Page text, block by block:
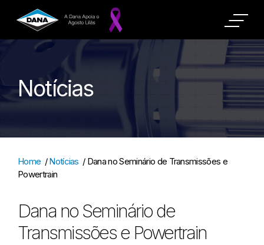
Notícias
Home /Notícias / Dana no Seminário de Transmissões e
Powertrain
Dana no Seminário de
Transmissões e Powertrain